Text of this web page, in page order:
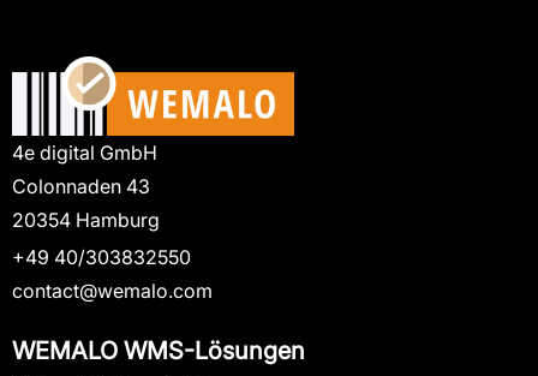
4e digital GmbH
Colonnaden 43
20354 Hamburg
+49 40/303832550
contact@wemalo.com
WEMALO WMS-Lösungen